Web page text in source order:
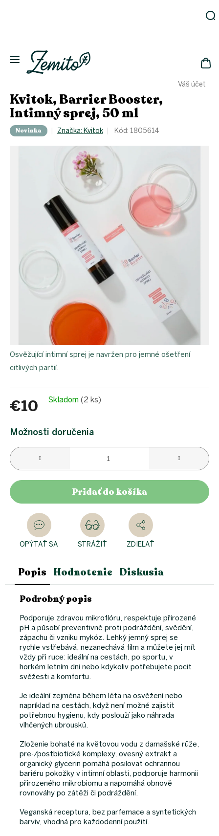
Váš účet
Ekodomácnosť
Ekologická
Kozmetika
Fľaše
Zachráň
a ušetri
Starostlivosť
proEXPORT_sk
Čo má
teraz
Ekodrogéria
Bezodpadová
Vianoce
pre
všetkých
výber
Prihlásenie
Kvitok, Barrier Booster,
Intimný sprej, 50 ml
Novinka Značka: Kvitok Kód: 1805614
€10
cena:
Skladom (2 ks)
Možnosti doručenia
Pridať do košíka
Osvěžující intimní sprej je navržen pro jemné ošetření
citlivých partií.
OPÝTAŤ SA STRÁŽIŤ ZDIEĽAŤ
Popis Hodnotenie Diskusia
Podrobný popis
Podporuje zdravou mikroflóru, respektuje přirozené
pH a působí preventivně proti podráždění, svědění,
zápachu či vzniku mykóz. Lehký jemný sprej se
rychle vstřebává, nezanechává film a můžete jej mít
vždy při ruce: ideální na cestách, po sportu, v
horkém letním dni nebo kdykoliv potřebujete pocit
svěžesti a komfortu.
Je ideální zejména během léta na osvěžení nebo
napríklad na cestách, když není možné zajistit
potřebnou hygienu, kdy poslouží jako náhrada
vlhčených ubrousků.
Zloženie bohaté na květovou vodu z damašské růže,
pre-/postbiotické komplexy, ovesný extrakt a
organický glycerin pomáhá posilovat ochrannou
bariéru pokožky v intimní oblasti, podporuje harmonii
přirozeného mikrobiomu a napomáhá obnově
rovnováhy po zátěži či podráždění.
Veganská receptura, bez parfemace a syntetických
barviv, vhodná pro každodenní použití.